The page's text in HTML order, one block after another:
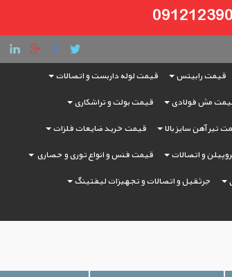
قیمت رابیتس قیمت لوله داربست و اتصالات
مش فولادی قیمت بولت و تراشکاری
تیر آهن سایز بالا قیمت خرید ضایعات فلزات
و اتصالات قیمت فنس و انواع توری و حصاری
جرثقیل و اتصالات و تجهیزات لیفتینگ